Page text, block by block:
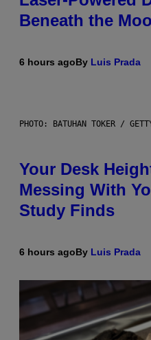
Beneath the
6 hours agoBy Luis Prada
PHOTO: BATUHAN TOKER /
Your Desk
Messing With
Study Finds
6 hours agoBy Luis Prada